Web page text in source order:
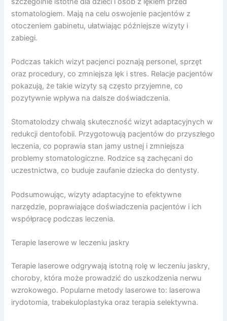
stomatologiem. Mają na celu oswojenie pacjentów z
otoczeniem gabinetu, ułatwiając późniejsze wizyty i
zabiegi.
Podczas takich wizyt pacjenci poznają personel, sprzęt
oraz procedury, co zmniejsza lęk i stres. Relacje pacjentów
pokazują, że takie wizyty są często przyjemne, co
pozytywnie wpływa na dalsze doświadczenia.
Stomatolodzy chwalą skuteczność wizyt adaptacyjnych w
redukcji dentofobii. Przygotowują pacjentów do przyszłego
leczenia, co poprawia stan jamy ustnej i zmniejsza
problemy stomatologiczne. Rodzice są zachęcani do
uczestnictwa, co buduje zaufanie dziecka do dentysty.
Podsumowując, wizyty adaptacyjne to efektywne
narzędzie, poprawiające doświadczenia pacjentów i ich
współpracę podczas leczenia.
Terapie laserowe w leczeniu jaskry
Terapie laserowe odgrywają istotną rolę w leczeniu jaskry,
choroby, która może prowadzić do uszkodzenia nerwu
wzrokowego. Popularne metody laserowe to: laserowa
irydotomia, trabekuloplastyka oraz terapia selektywna.